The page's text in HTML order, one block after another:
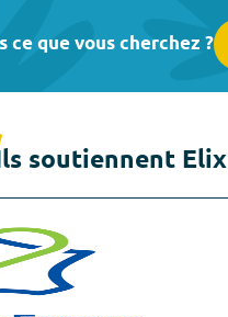
ce que vous cherchez ?
soutiennent Elix